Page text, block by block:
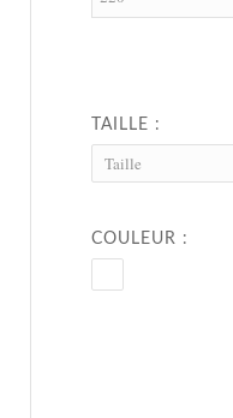
TAILLE :
COULEUR :